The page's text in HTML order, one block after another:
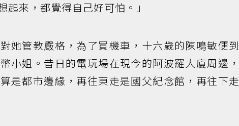
來，都覺得自己好可怕。」
她管教嚴格，為了買機車，十六歲的陳鳴敏便到
小姐。昔日的電玩場在現今的阿波羅大廈周邊，
是都市邊緣，再往東走是國父紀念館，再往下走